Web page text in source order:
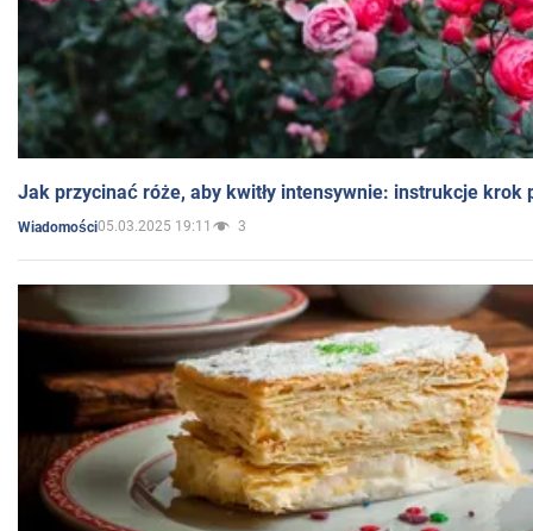
Jak przycinać róże, aby kwitły intensywnie: instrukcje krok
Wiadomości05.03.2025 19:11 3